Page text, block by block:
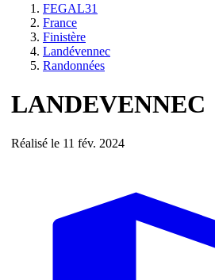
FEGAL31
France
Finistère
Landévennec
Randonnées
LANDEVENNEC
Réalisé le 11 fév. 2024